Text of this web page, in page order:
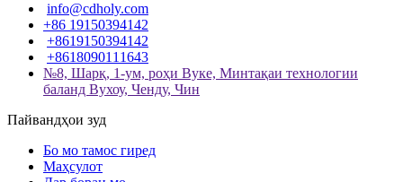
info@cdholy.com
+86 19150394142
+8619150394142
+8618090111643
№8, Шарқ, 1-ум, роҳи Вуке, Минтақаи технологии
баланд Вухоу, Ченду, Чин
Пайвандҳои зуд
Бо мо тамос гиред
Маҳсулот